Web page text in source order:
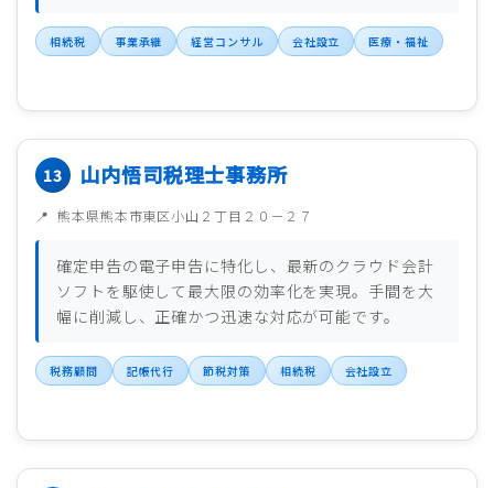
相続税 事業承継 経営コンサル 会社設立 医療・福祉
山内悟司税理士事務所
熊本県熊本市東区小山２丁目２０－２７
確定申告の電子申告に特化し、最新のクラウド会計
ソフトを駆使して最大限の効率化を実現。手間を大
幅に削減し、正確かつ迅速な対応が可能です。
税務顧問 記帳代行 節税対策 相続税 会社設立